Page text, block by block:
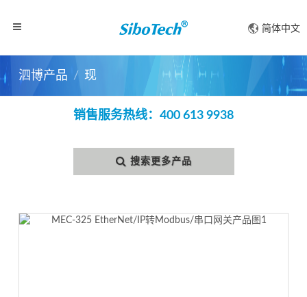
简体中文
泗博产品 现场总线及工业以太网 MEC-325
销售服务热线：400 613 9938
搜索更多产品